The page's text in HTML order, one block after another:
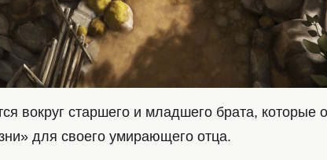
вокруг старшего и младшего брата, которые
для своего умирающего отца.